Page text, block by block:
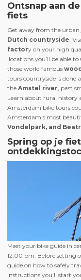
Ontsnap aan
fiets
Get away from the urban
Dutch countryside.
factory on your high
locations you’ll be able
those world famous
tours countryside is done
the Amstel river, past
Learn about rural history
Amsterdam bike tours
Amsterdam’s most
Vondelpark, and
Spring op je
Meet your bike guide in
12:00 pm. Before setting
guide on how to safely
instructions you’ll start